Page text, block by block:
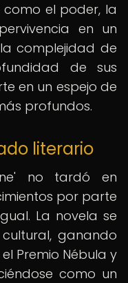
como el poder, la
en un
complejidad de
de sus
en un espejo de
profundos.
literario
no tardó en
por parte
La novela se
ganando
Premio Nébula y
como un